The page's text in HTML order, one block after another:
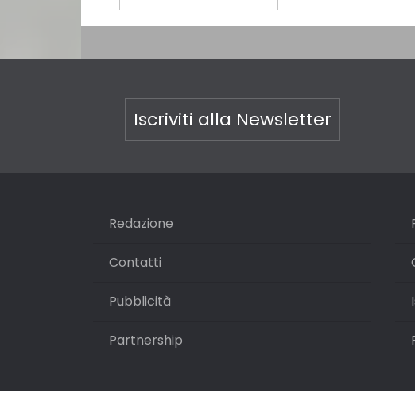
Iscriviti alla Newsletter
Redazione
Contatti
Pubblicità
Partnership